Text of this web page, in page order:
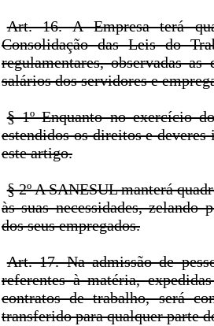
Art. 16. A Empresa terá
Consolidação das Leis do
regulamentares, observadas
salários dos servidores e
§ 1º Enquanto no exercício
estendidos os direitos e
este artigo.
§ 2º A SANESUL manterá
às suas necessidades, zelando
dos seus empregados.
Art. 17. Na admissão de
referentes à matéria,
contratos de trabalho, será
transferido para qualquer parte